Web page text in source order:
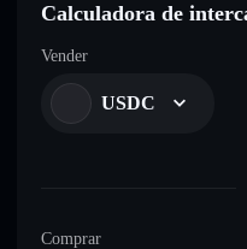
Calculadora de
Vender
USDC
Comprar